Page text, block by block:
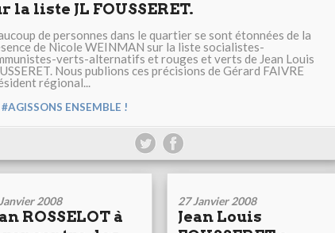
la liste JL FOUSSERET.
de personnes dans le quartier se sont étonnées de la
de Nicole WEINMAN sur la liste socialistes-
verts-alternatifs et rouges et verts de Jean Louis
Nous publions ces précisions de Gérard FAIVRE
régional...
#AGISSONS ENSEMBLE !
2008
ROSSELOT à
27 Janvier 2008
Jean Louis